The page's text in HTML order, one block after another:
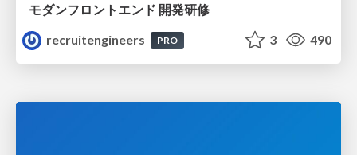
モダンフロントエンド 開発研修
recruitengineers
PRO 3 490